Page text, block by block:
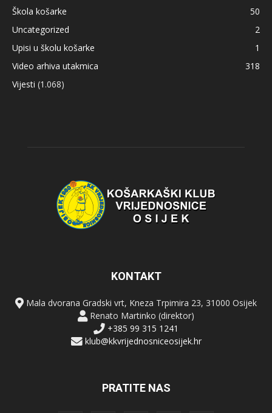
Škola košarke
50
Uncategorized
2
Upisi u školu košarke
1
Video arhiva utakmica
318
Vijesti (1.068)
KONTAKT
Mala dvorana Gradski vrt, Kneza Trpimira 23, 31000 Osijek
Renato Martinko (direktor)
+385 99 315 1241
klub@kkvrijednosniceosijek.hr
PRATITE NAS